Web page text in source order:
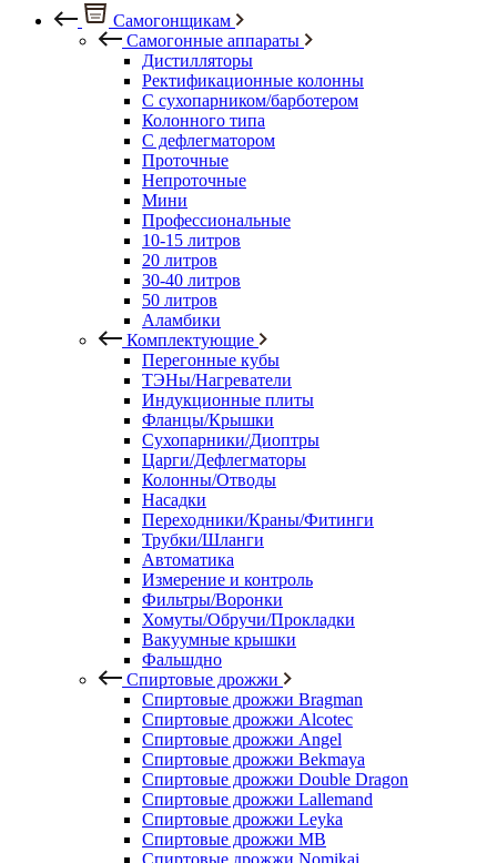
Самогонщикам
Самогонные аппараты
Дистилляторы
Ректификационные колонны
С сухопарником/барботером
Колонного типа
С дефлегматором
Проточные
Непроточные
Мини
Профессиональные
10-15 литров
20 литров
30-40 литров
50 литров
Аламбики
Комплектующие
Перегонные кубы
ТЭНы/Нагреватели
Индукционные плиты
Фланцы/Крышки
Сухопарники/Диоптры
Царги/Дефлегматоры
Колонны/Отводы
Насадки
Переходники/Краны/Фитинги
Трубки/Шланги
Автоматика
Измерение и контроль
Фильтры/Воронки
Хомуты/Обручи/Прокладки
Вакуумные крышки
Фальшдно
Спиртовые дрожжи
Спиртовые дрожжи Bragman
Спиртовые дрожжи Alcotec
Спиртовые дрожжи Angel
Спиртовые дрожжи Bekmaya
Спиртовые дрожжи Double Dragon
Спиртовые дрожжи Lallemand
Спиртовые дрожжи Leyka
Спиртовые дрожжи MB
Спиртовые дрожжи Nomikai